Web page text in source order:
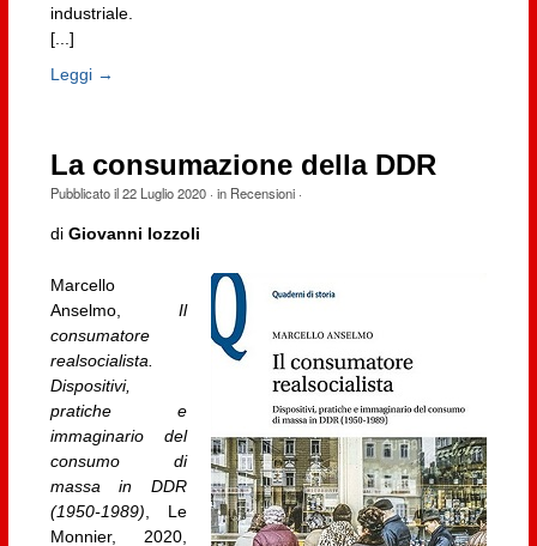
industriale.
[...]
Leggi →
La consumazione della DDR
Pubblicato il22 Luglio 2020· in Recensioni·
di Giovanni Iozzoli
Marcello
Anselmo,Il
consumatore
realsocialista.
Dispositivi,
pratiche e
immaginario del
consumo di
massa in DDR
(1950-1989) , Le
Monnier, 2020,